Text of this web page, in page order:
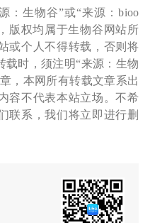
：生物谷”或“来源：bioo
版权均属于生物谷网站所
或个人不得转载，否则将
载时，须注明“来源：生物
，本网所有转载文章系出
容不代表本站立场。不希
联系，我们将立即进行删